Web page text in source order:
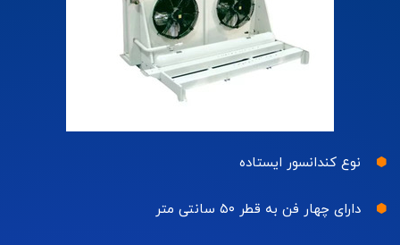
نوع کندانسور ایستاده
دارای چهار فن به قطر ۵۰ سانتی متر